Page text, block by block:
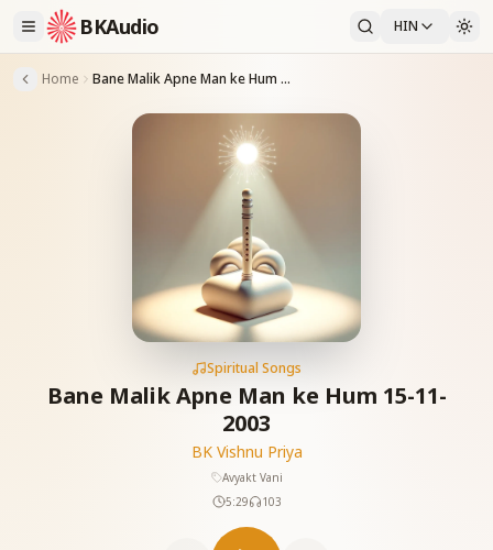
BKAudio HIN
Home Bane Malik Apne Man ke Hum 15-11-2003
Spiritual Songs
Bane Malik Apne Man ke Hum 15-11-
2003
BK Vishnu Priya
Avyakt Vani
5:29
103